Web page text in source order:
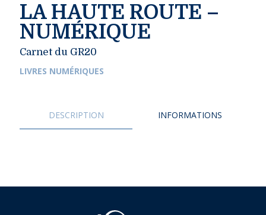
LA HAUTE ROUTE –
NUMÉRIQUE
Carnet du GR20
LIVRES NUMÉRIQUES
DESCRIPTION INFORMATIONS